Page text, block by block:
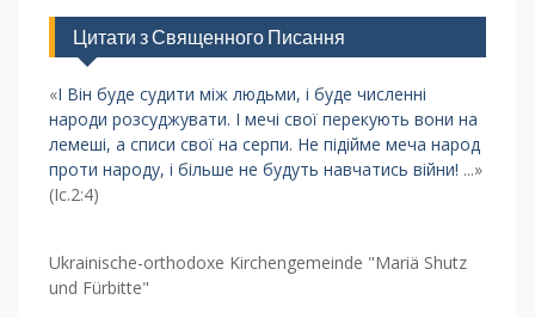
Цитати з Священного Писання
«І Він буде судити між людьми, і буде численні
народи розсуджувати. І мечі свої перекують вони на
лемеші, а списи свої на серпи. Не підійме меча народ
проти народу, і більше не будуть навчатись війни! ...»
(Іс.2:4)
Ukrainische-orthodoxe Kirchengemeinde "Mariä Shutz
und Fürbitte"